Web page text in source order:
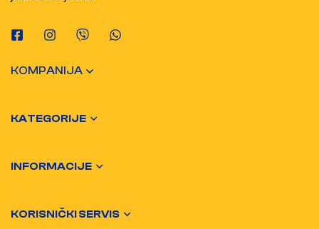
KOMPANIJA
KATEGORIJE
INFORMACIJE
KORISNIČKI SERVIS